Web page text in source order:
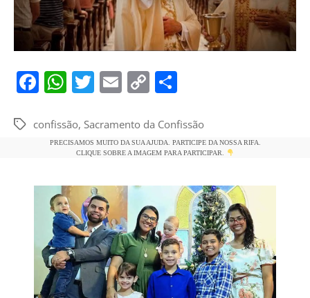
F
c
e
o
o
k
W
at
s
p
p
T
itt
er
E
ai
l
C
p
y
n
k
ar
e
Tagsconfissão, Sacramento da Confissão
PRECISAMOS MUITO DA SUA AJUDA. PARTICIPE DA NOSSA RIFA.
CLIQUE SOBRE A IMAGEM PARA PARTICIPAR.